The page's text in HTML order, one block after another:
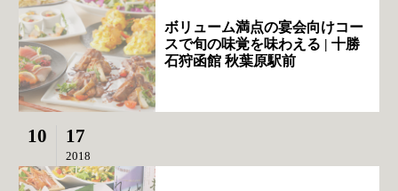
ボリューム満点の宴会向けコー
スで旬の味覚を味わえる | 十勝
石狩函館 秋葉原駅前
10 17
2018